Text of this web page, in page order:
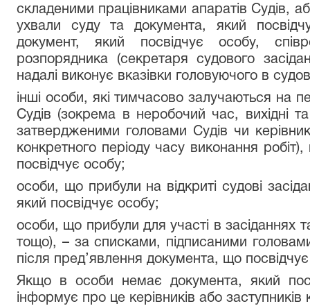
складеними працівниками апаратів Судів,
ухвали суду та документа, який
документ, який посвідчує особу,
розпорядника (секретаря судового
надалі виконує вказівки головуючого в
інші особи, які тимчасово залучаються на
Судів (зокрема в неробочий час, вихідні
затвердженими головами Судів чи
конкретного періоду часу виконання
посвідчує особу;
особи, що прибули на відкриті судові
який посвідчує особу;
особи, що прибули для участі в засіданнях
тощо), – за списками, підписаними
після пред’явлення документа, що
Якщо в особи немає документа, який
інформує про це керівників або заступників